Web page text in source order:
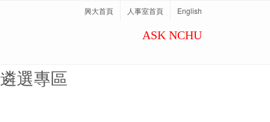
興大首頁 人事室首頁 English
ASK NCHU
選專區